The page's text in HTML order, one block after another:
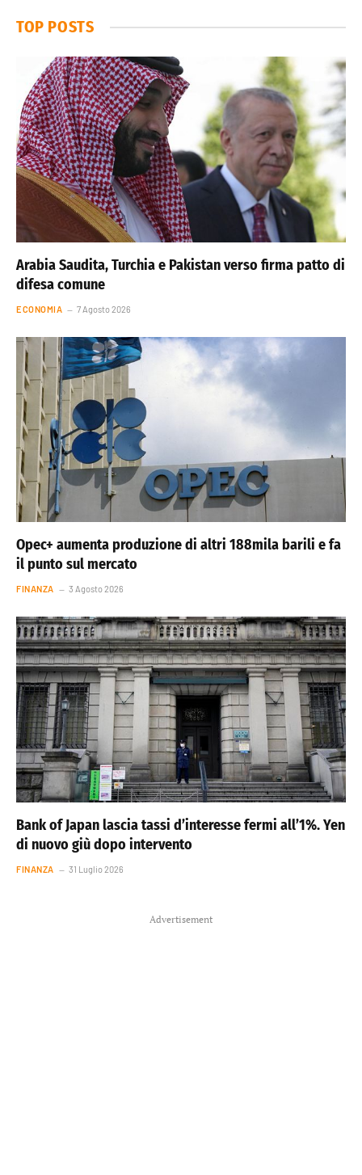
TOP POSTS
Arabia Saudita, Turchia e Pakistan verso firma patto di
difesa comune
ECONOMIA 7 Agosto 2026
Opec+ aumenta produzione di altri 188mila barili e fa
il punto sul mercato
FINANZA 3 Agosto 2026
Bank of Japan lascia tassi d’interesse fermi all’1%. Yen
di nuovo giù dopo intervento
FINANZA 31 Luglio 2026
Advertisement